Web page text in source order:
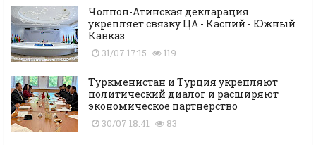
Чолпон-Атинская декларация
укрепляет связку ЦА - Каспий - Южный
Кавказ
31/07 17:15 119
Туркменистан и Турция укрепляют
политический диалог и расширяют
экономическое партнерство
30/07 18:41 83